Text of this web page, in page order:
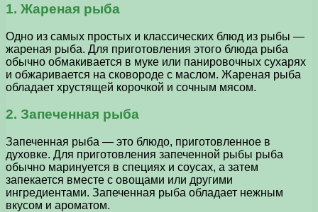
1. Жареная рыба
Одно из самых простых и классических блюд из рыбы —
жареная рыба. Для приготовления этого блюда рыба
обычно обмакивается в муке или панировочных сухарях
и обжаривается на сковороде с маслом. Жареная рыба
обладает хрустящей корочкой и сочным мясом.
2. Запеченная рыба
Запеченная рыба — это блюдо, приготовленное в
духовке. Для приготовления запеченной рыбы рыба
обычно маринуется в специях и соусах, а затем
запекается вместе с овощами или другими
ингредиентами. Запеченная рыба обладает нежным
вкусом и ароматом.